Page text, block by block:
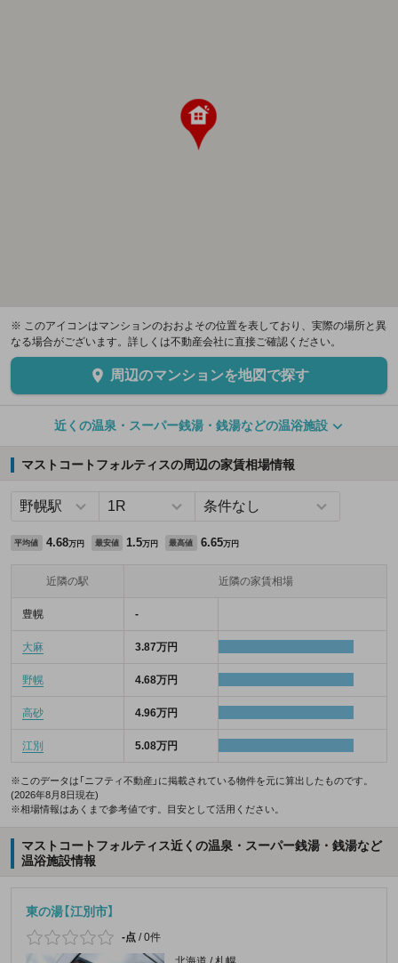
※ このアイコンはマンションのおおよその位置を表しており、実際の場所と異
なる場合がございます。詳しくは不動産会社に直接ご確認ください。
周辺のマンションを地図で探す
近くの温泉・スーパー銭湯・銭湯などの温浴施設
マストコートフォルティスの周辺の家賃相場情報
平均値 4.68万円 最安値 1.5万円 最高値 6.65万円
近隣の駅 近隣の家賃相場
豊幌 -
大麻 3.87万円
野幌 4.68万円
高砂 4.96万円
江別 5.08万円
※このデータは「ニフティ不動産」に掲載されている物件を元に算出したものです。
(2026年8月8日現在)
※相場情報はあくまで参考値です。目安として活用ください。
マストコートフォルティス近くの温泉・スーパー銭湯・銭湯など
温浴施設情報
東の湯【江別市】
-点 /0件